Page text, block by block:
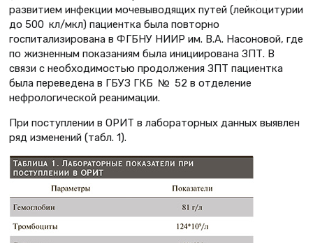
развитием инфекции мочевыводящих путей (лейкоцитурии
до 500 кл/мкл) пациентка была повторно
госпитализирована в ФГБНУ НИИР им. В.А. Насоновой, где
по жизненным показаниям была инициирована ЗПТ. В
связи с необходимостью продолжения ЗПТ пациентка
была переведена в ГБУЗ ГКБ № 52 в отделение
нефрологической реанимации.
При поступлении в ОРИТ в лабораторных данных выявлен
ряд изменений (табл. 1).